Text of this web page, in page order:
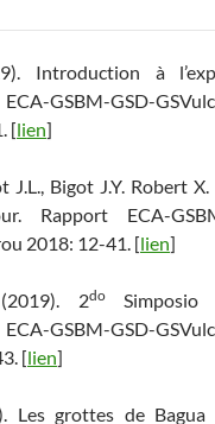
Introduction à
GSBM-GSD-
[lien]
J.L., Bigot J.Y. Robert
ECA-GSBM-
2018: 12-41. [lien]
2doSimposio
GSBM-GSD-
[lien]
Les grottes de